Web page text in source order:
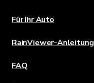
Für Ihr Auto
RainViewer-Anleitung
FAQ